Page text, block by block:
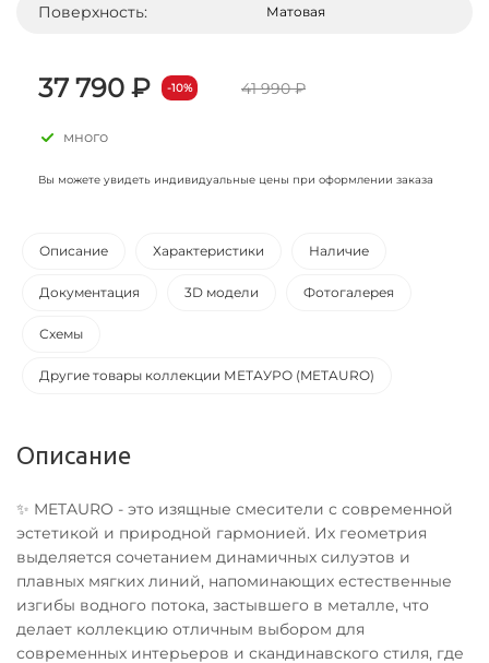
Поверхность: Матовая
37 790 ₽ -10% 41 990 ₽
много
Вы можете увидеть индивидуальные цены при оформлении заказа
Описание Характеристики Наличие
Документация 3D модели Фотогалерея
Схемы
Другие товары коллекции МЕТАУРО (METAURO)
Описание
✨ METAURO - это изящные смесители с современной
эстетикой и природной гармонией. Их геометрия
выделяется сочетанием динамичных силуэтов и
плавных мягких линий, напоминающих естественные
изгибы водного потока, застывшего в металле, что
делает коллекцию отличным выбором для
современных интерьеров и скандинавского стиля, где